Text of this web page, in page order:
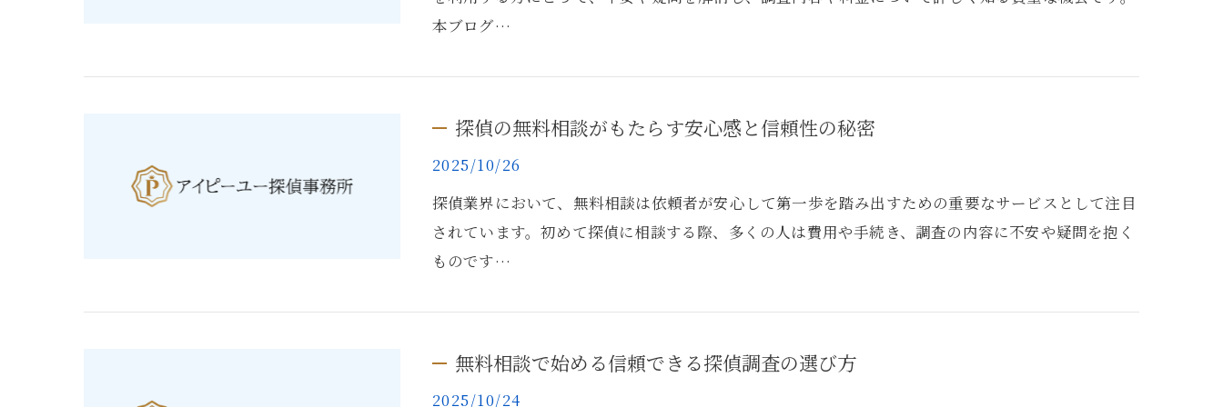
本ブログ…
探偵の無料相談がもたらす安心感と信頼性の秘密
2025/10/26
探偵業界において、無料相談は依頼者が安心して第一歩を踏み出すための重要なサービスとして注目
されています。初めて探偵に相談する際、多くの人は費用や手続き、調査の内容に不安や疑問を抱く
ものです…
無料相談で始める信頼できる探偵調査の選び方
2025/10/24